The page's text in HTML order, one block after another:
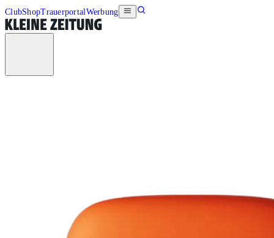
ClubShopTrauerportalWerbung